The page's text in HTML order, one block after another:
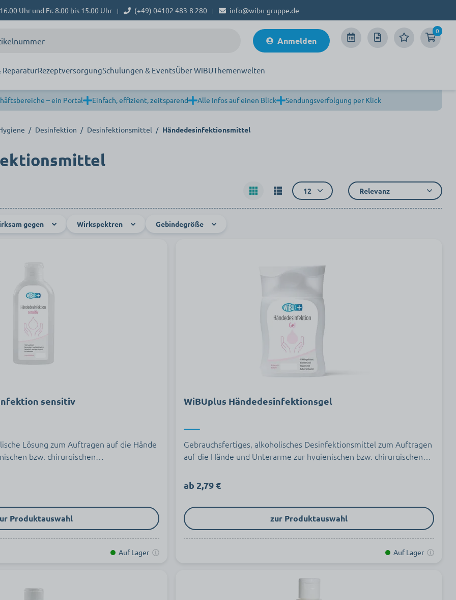
Uhr und Fr. 8.00 bis 15.00 Uhr | (+49) 04102 483-8 280 | info@wibu-gruppe.de
Anmelden
0
ReparaturRezeptversorgungSchulungen & EventsÜber WiBUThemenwelten
– ein Portal Einfach, effizient, zeitsparend Alle Infos auf einen Blick Sendungsverfolgung per Klick
/ Desinfektion / Desinfektionsmittel / Händedesinfektionsmittel
12 Relevanz
gegen Wirkspektren Gebindegröße
sensitiv
Lösung zum Auftragen auf die Hände
bzw. chirurgischen
Produktauswahl
Auf Lager
WiBUplus Händedesinfektionsgel
Gebrauchsfertiges, alkoholisches Desinfektionsmittel zum Auftragen
auf die Hände und Unterarme zur hygienischen bzw. chirurgischen
ab 2,79 €
zur Produktauswahl
Auf Lager